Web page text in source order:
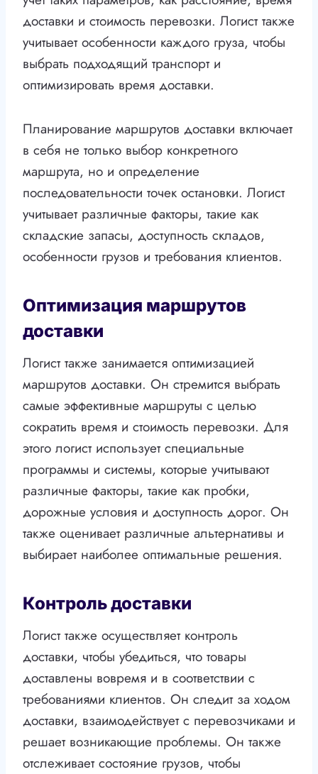
доставки и стоимость перевозки. Логист также
учитывает особенности каждого груза, чтобы
выбрать подходящий транспорт и
оптимизировать время доставки.
Планирование маршрутов доставки включает
в себя не только выбор конкретного
маршрута, но и определение
последовательности точек остановки. Логист
учитывает различные факторы, такие как
складские запасы, доступность складов,
особенности грузов и требования клиентов.
Оптимизация маршрутов
доставки
Логист также занимается оптимизацией
маршрутов доставки. Он стремится выбрать
самые эффективные маршруты с целью
сократить время и стоимость перевозки. Для
этого логист использует специальные
программы и системы, которые учитывают
различные факторы, такие как пробки,
дорожные условия и доступность дорог. Он
также оценивает различные альтернативы и
выбирает наиболее оптимальные решения.
Контроль доставки
Логист также осуществляет контроль
доставки, чтобы убедиться, что товары
доставлены вовремя и в соответствии с
требованиями клиентов. Он следит за ходом
доставки, взаимодействует с перевозчиками и
решает возникающие проблемы. Он также
отслеживает состояние грузов, чтобы